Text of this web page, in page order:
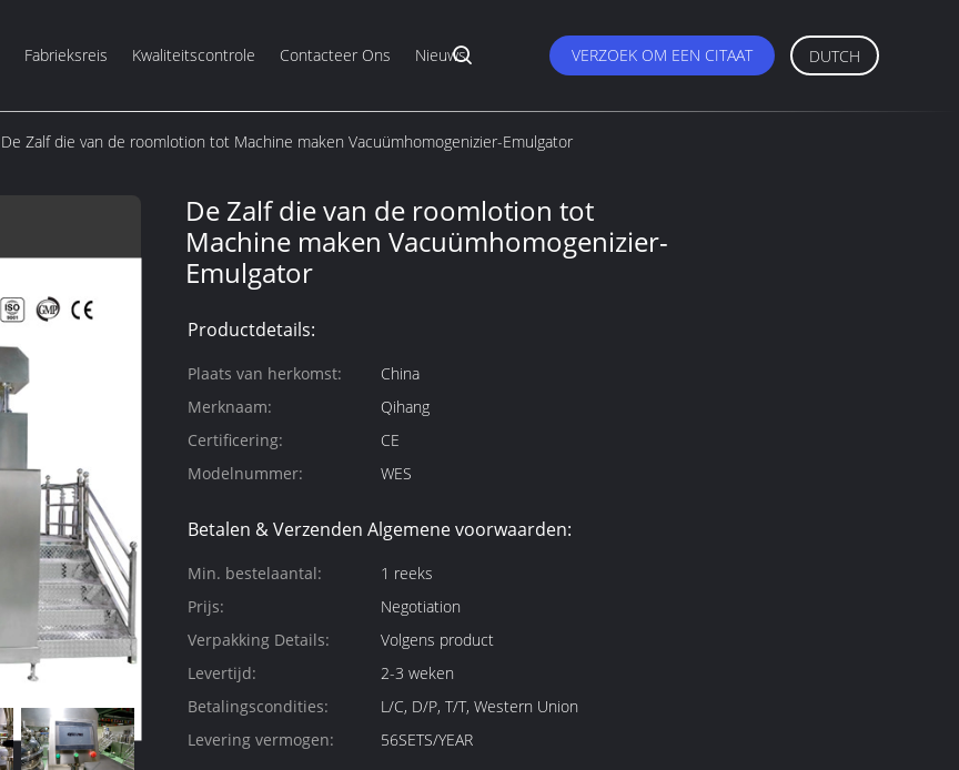
Fabrieksreis Kwaliteitscontrole Contacteer Ons Nieuws VERZOEK OM EEN CITAAT DUTCH
De Zalf die van de roomlotion tot Machine maken Vacuümhomogenizier-Emulgator
De Zalf die van de roomlotion tot
Machine maken Vacuümhomogenizier-
Emulgator
Productdetails:
Plaats van herkomst:
China
Merknaam:
Qihang
Certificering:
CE
Modelnummer:
WES
Betalen & Verzenden Algemene voorwaarden:
Min. bestelaantal:
1 reeks
Prijs:
Negotiation
Verpakking Details:
Volgens product
Levertijd:
2-3 weken
Betalingscondities:
L/C, D/P, T/T, Western Union
Levering vermogen:
56SETS/YEAR